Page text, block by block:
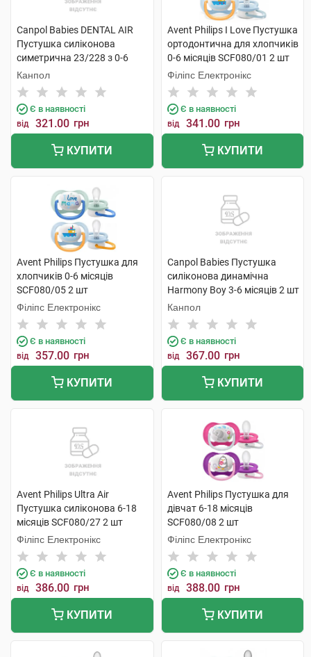
Canpol Babies DENTAL AIR
Пустушка силіконова
симетрична 23/228 з 0-6
місяців 2 шт
Канпол
Є в наявності
від 321.00 грн
КУПИТИ
Avent Philips I Love Пустушка
ортодонтична для хлопчиків
0-6 місяців SCF080/01 2 шт
Філіпс Електронікс
Є в наявності
від 341.00 грн
КУПИТИ
Avent Philips Пустушка для
хлопчиків 0-6 місяців
SCF080/05 2 шт
Філіпс Електронікс
Є в наявності
від 357.00 грн
КУПИТИ
Canpol Babies Пустушка
силіконова динамічна
Harmony Boy 3-6 місяців 2 шт
Канпол
Є в наявності
від 367.00 грн
КУПИТИ
Avent Philips Ultra Air
Пустушка силіконова 6-18
місяців SCF080/27 2 шт
Філіпс Електронікс
Є в наявності
від 386.00 грн
КУПИТИ
Avent Philips Пустушка для
дівчат 6-18 місяців
SCF080/08 2 шт
Філіпс Електронікс
Є в наявності
від 388.00 грн
КУПИТИ